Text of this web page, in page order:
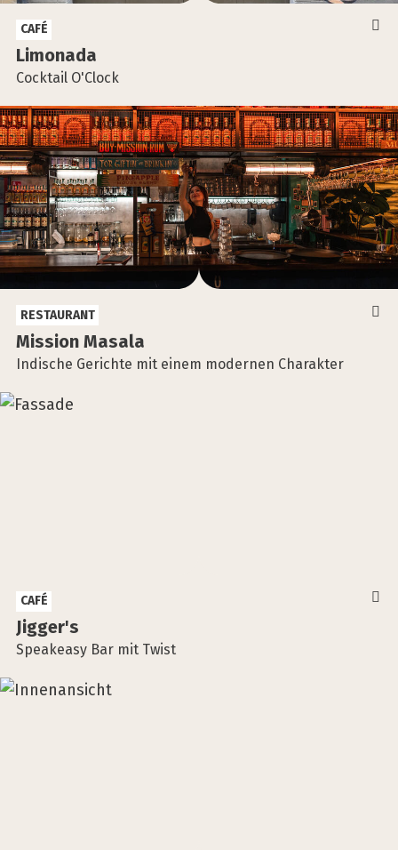
Limo­na­da
Cocktail O'Clock
CAFÉ
Mis­si­on Masa­la
Indische Gerichte mit einem modernen Charakter
RESTAURANT
Jigger's
Speakeasy Bar mit Twist
CAFÉ